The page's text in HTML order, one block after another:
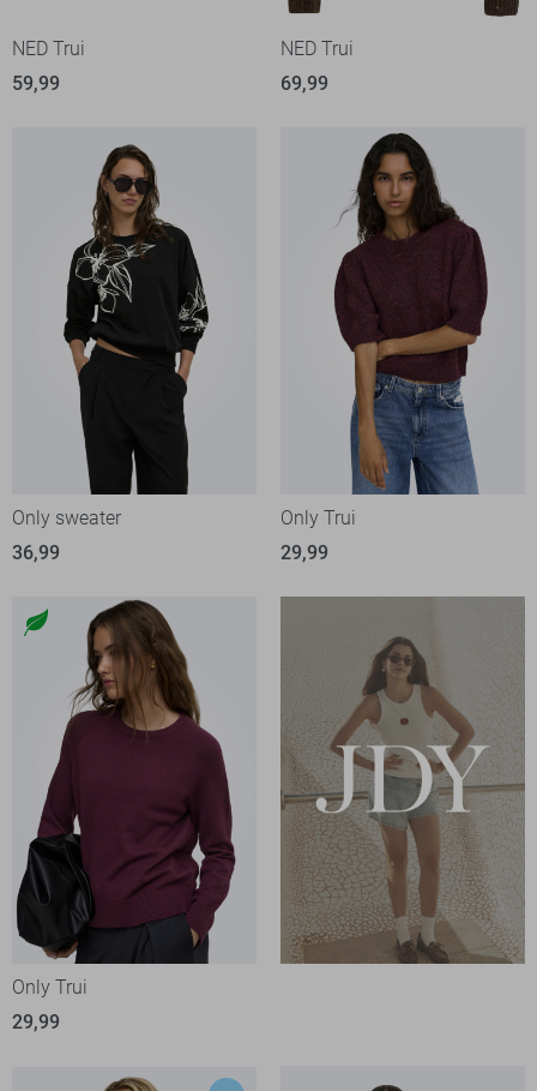
NED Trui
59,99
NED Trui
69,99
Only sweater
36,99
Only Trui
29,99
Only Trui
29,99